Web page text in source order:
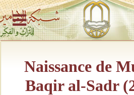
Naissance de
Baqir al-Sadr